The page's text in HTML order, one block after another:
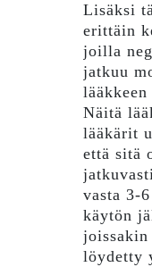
Lisäksi
erittäin
joilla
jatkuu
Näitä
lääkärit
että sitä
vasta 3-
käytön
joissakin
löydetty